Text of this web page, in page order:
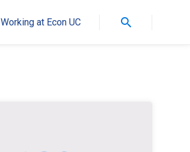
Working at Econ UC search